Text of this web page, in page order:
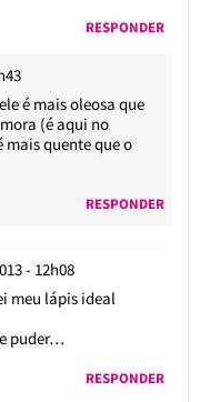
RESPONDER
é mais oleosa que
(é aqui no
mais quente que o
RESPONDER
- 12h08
meu lápis ideal
puder…
RESPONDER